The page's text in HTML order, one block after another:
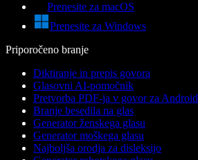
Prenesite za macOS
Prenesite za Windows
Priporočeno branje
Diktiranje in prepis govora
Glasovni AI-pomočnik
Pretvorba PDF-ja v govor za Android
Branje besedila na glas
Generator ženskega glasu
Generator moškega glasu
Najboljša orodja za disleksijo